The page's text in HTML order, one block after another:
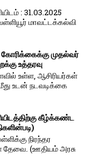
: 31.03.2025
மாவட்டக்கல்வி
கோரிக்கைக்கு முதல்வர்
உத்தரவு
உள்ள, ஆசிரியர்கள்
உடன் நடவடிக்கை
கீழ்க்கண்ட
நிரந்தர
தேவை. (ஊதியம் அரசு